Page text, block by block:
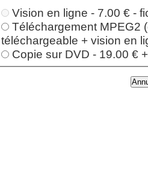
Vision en ligne - 7.00 € -
Téléchargement MPEG2
téléchargeable + vision en
Copie sur DVD - 19.00 €